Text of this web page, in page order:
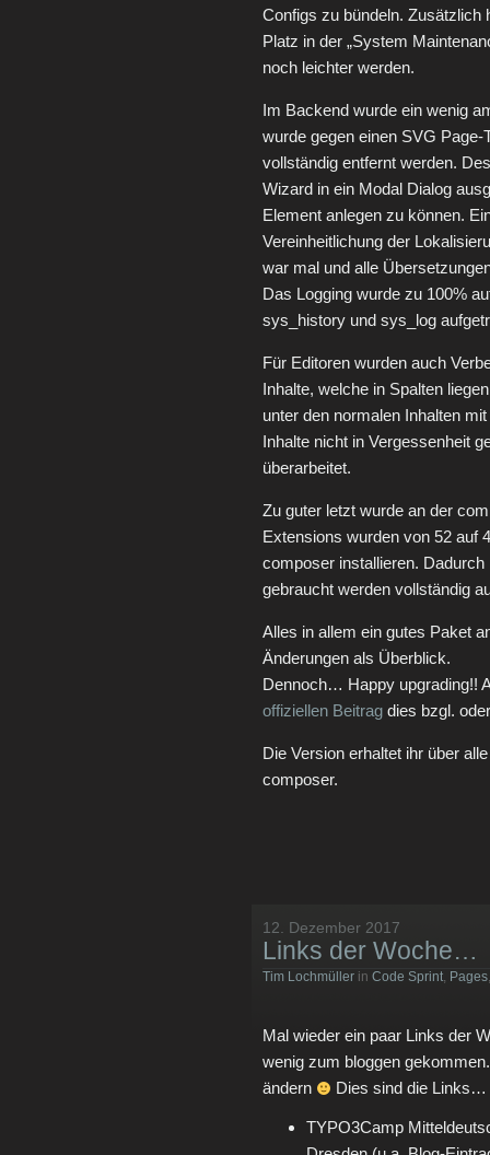
Configs zu bündeln. Zusätzlich
Platz in der „System
noch leichter werden.
Im Backend wurde ein wenig
wurde gegen einen SVG
vollständig entfernt werden.
Wizard in ein Modal Dialog
Element anlegen zu können.
Vereinheitlichung der
war mal und alle
Das Logging wurde zu 100%
sys_history und sys_log
Für Editoren wurden auch
Inhalte, welche in Spalten
unter den normalen Inhalten
Inhalte nicht in Vergessenheit
überarbeitet.
Zu guter letzt wurde an der
Extensions wurden von 52 auf
composer installieren.
gebraucht werden vollständig
Alles in allem ein gutes Paket
Änderungen als Überblick.
Dennoch… Happy upgrading!!
offiziellen Beitrag dies bzgl.
Die Version erhaltet ihr über
composer.
12. Dezember 2017
Links der Woche…
Tim Lochmüller in Code Sprint, Pages
Mal wieder ein paar Links der
wenig zum bloggen
ändern
Dies sind die Links…
TYPO3Camp